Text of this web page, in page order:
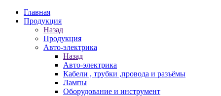
Главная
Продукция
Назад
Продукция
Авто-электрика
Назад
Авто-электрика
Кабели , трубки ,провода и разъёмы
Лампы
Оборудование и инструмент